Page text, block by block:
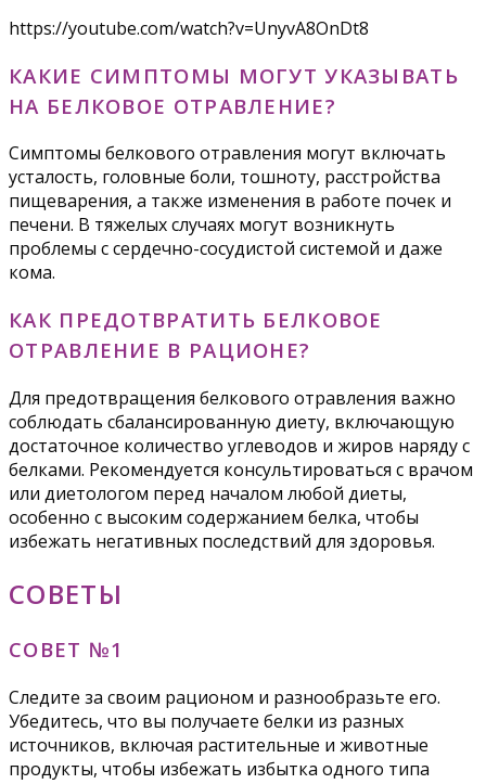
https://youtube.com/watch?v=UnyvA8OnDt8
КАКИЕ СИМПТОМЫ МОГУТ УКАЗЫВАТЬ
НА БЕЛКОВОЕ ОТРАВЛЕНИЕ?
Симптомы белкового отравления могут включать
усталость, головные боли, тошноту, расстройства
пищеварения, а также изменения в работе почек и
печени. В тяжелых случаях могут возникнуть
проблемы с сердечно-сосудистой системой и даже
кома.
КАК ПРЕДОТВРАТИТЬ БЕЛКОВОЕ
ОТРАВЛЕНИЕ В РАЦИОНЕ?
Для предотвращения белкового отравления важно
соблюдать сбалансированную диету, включающую
достаточное количество углеводов и жиров наряду с
белками. Рекомендуется консультироваться с врачом
или диетологом перед началом любой диеты,
особенно с высоким содержанием белка, чтобы
избежать негативных последствий для здоровья.
СОВЕТЫ
СОВЕТ №1
Следите за своим рационом и разнообразьте его.
Убедитесь, что вы получаете белки из разных
источников, включая растительные и животные
продукты, чтобы избежать избытка одного типа